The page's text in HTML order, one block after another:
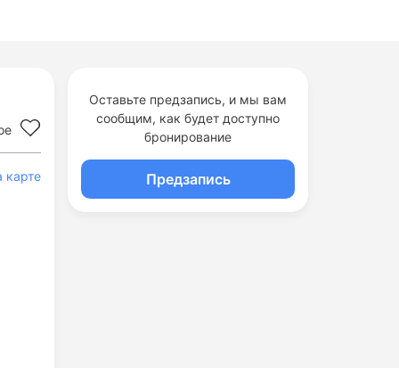
карте
Оставьте предзапись, и мы вам
сообщим, как будет доступно
бронирование
Предзапись